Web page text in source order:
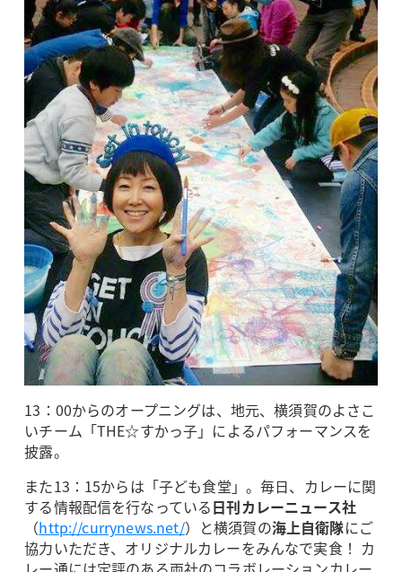
13：00からのオープニングは、地元、横須賀のよさこ
いチーム「THE☆すかっ子」によるパフォーマンスを
披露。
また13：15からは「子ども食堂」。毎日、カレーに関
する情報配信を行なっている日刊カレーニュース社
（http://currynews.net/）と横須賀の海上自衛隊にご
協力いただき、オリジナルカレーをみんなで実食！ カ